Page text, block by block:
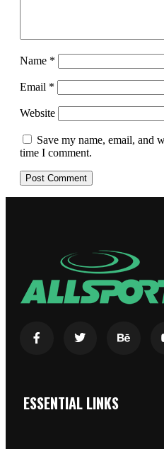
Name *
Email *
Website
Save my name, email, and
time I comment.
ESSENTIAL LINKS